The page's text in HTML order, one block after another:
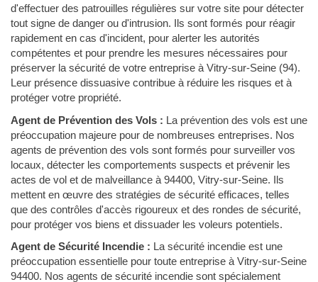
d'effectuer des patrouilles régulières sur votre site pour détecter
tout signe de danger ou d'intrusion. Ils sont formés pour réagir
rapidement en cas d'incident, pour alerter les autorités
compétentes et pour prendre les mesures nécessaires pour
préserver la sécurité de votre entreprise à Vitry-sur-Seine (94).
Leur présence dissuasive contribue à réduire les risques et à
protéger votre propriété.
Agent de Prévention des Vols : La prévention des vols est une
préoccupation majeure pour de nombreuses entreprises. Nos
agents de prévention des vols sont formés pour surveiller vos
locaux, détecter les comportements suspects et prévenir les
actes de vol et de malveillance à 94400, Vitry-sur-Seine. Ils
mettent en œuvre des stratégies de sécurité efficaces, telles
que des contrôles d'accès rigoureux et des rondes de sécurité,
pour protéger vos biens et dissuader les voleurs potentiels.
Agent de Sécurité Incendie : La sécurité incendie est une
préoccupation essentielle pour toute entreprise à Vitry-sur-Seine
94400. Nos agents de sécurité incendie sont spécialement